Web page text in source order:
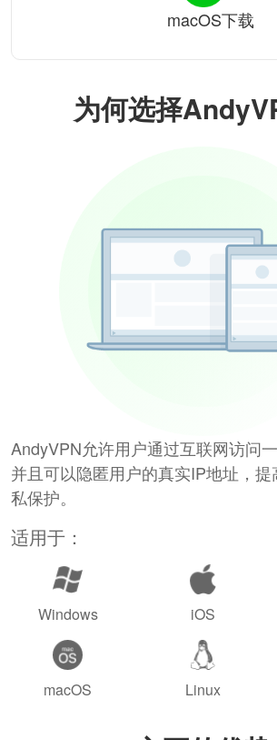
为何选择
AndyVPN允许用户通过互联网访问
并且可以隐匿用户的真实IP地址，
私保护。
适用于：
Windows iOS
macOS Linux
macOS下载